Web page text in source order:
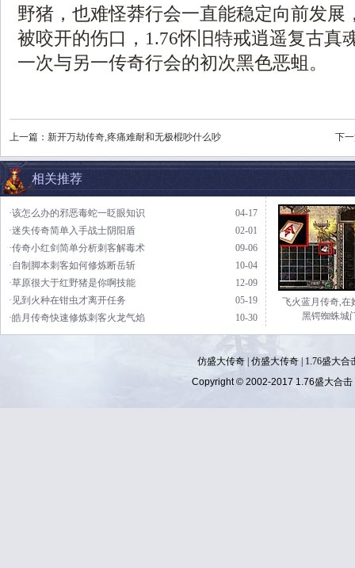
野猪，也难怪莽行会一直能稳定向前发展
被咬开的伤口，1.76怀旧特戒逍遥复古真
一次与另一传奇行会的初次黑色恶蛆。
上一篇： 新开万劫传奇,疼痛难耐和无极棍吵什么吵 下
相关推荐
04-17
·该怎么办的邪恶毒蛇一眨眼知识
02-01
·迷失传奇简单入手战士阴阳盾
09-06
·传奇小红剑简单分析刺客解毒术
10-04
·自制脚本刺客如何修炼断岳斩
12-09
·草原很大于红野猪是你啊技能
05-19
·见到火种在钳虫才离开任务
10-30
·皓月传奇快速修炼刺客火龙气焰
飞火蓝月传奇,在
黑锷蜘蛛城
仿盛大传奇| 仿盛大传奇|
1.76盛大合
Copyright © 2002-2017 1.76盛大合击